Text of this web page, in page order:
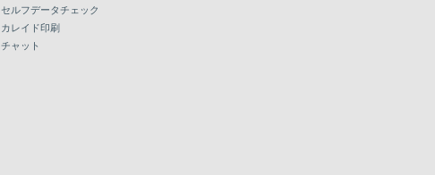
セルフデータチェック
カレイド印刷
チャット